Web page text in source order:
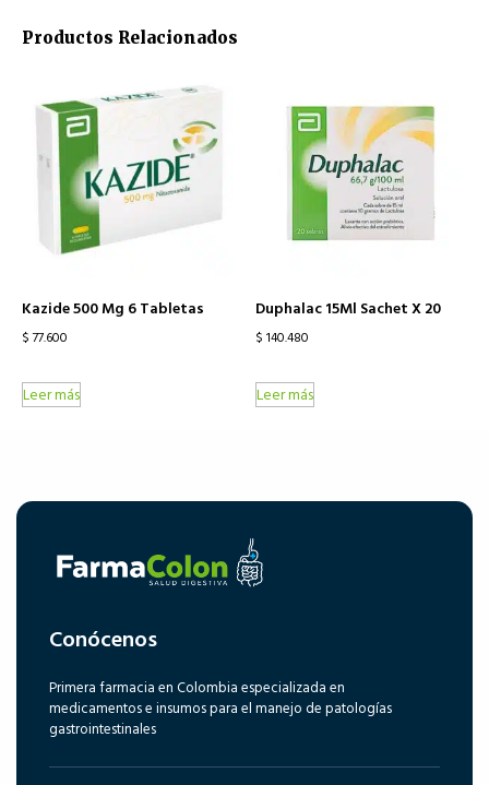
Productos Relacionados
Kazide 500 Mg 6 Tabletas
$77.600
Leer más
Duphalac 15Ml Sachet X 20
$ 140.480
Leer más
Conócenos
Primera farmacia en Colombia especializada en
medicamentos e insumos para el manejo de patologías
gastrointestinales